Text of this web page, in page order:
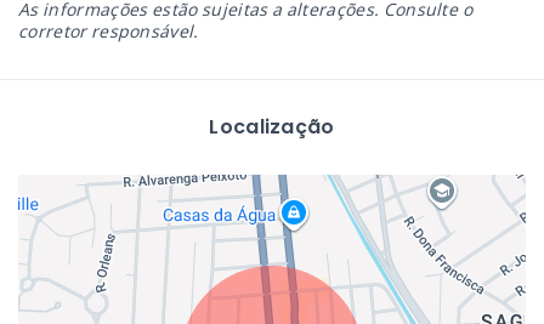
As informações estão sujeitas a alterações. Consulte o
corretor responsável.
Localização